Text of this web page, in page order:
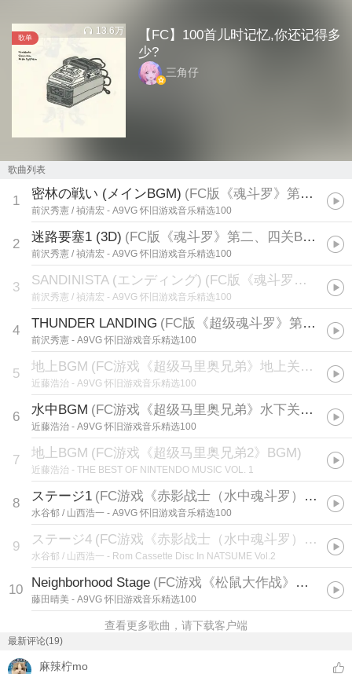
歌单
13.6万
【FC】100首儿时记忆,你还记得多
少?
三角仔
歌曲列表
1 密林の戦い (メインBGM) (FC版《魂斗罗》第一关BGM
前沢秀憲 / 禎清宏 - A9VG 怀旧游戏音乐精选100
2 迷路要塞1 (3D) (FC版《魂斗罗》第二、四关BGM )
前沢秀憲 / 禎清宏 - A9VG 怀旧游戏音乐精选100
3 SANDINISTA (エンディング) (FC版《魂斗罗》通关BGM
前沢秀憲 / 禎清宏 - A9VG 怀旧游戏音乐精选100
4 THUNDER LANDING (FC版《超级魂斗罗》第一关BGM
前沢秀憲 - A9VG 怀旧游戏音乐精选100
5 地上BGM (FC游戏《超级马里奥兄弟》地上关BGM )
近藤浩治 - A9VG 怀旧游戏音乐精选100
6 水中BGM (FC游戏《超级马里奥兄弟》水下关BGM )
近藤浩治 - A9VG 怀旧游戏音乐精选100
7 地上BGM (FC游戏《超级马里奥兄弟2》BGM)
近藤浩治 - THE BEST OF NINTENDO MUSIC VOL. 1
8 ステージ1 (FC游戏《赤影战士（水中魂斗罗）》第一关BGM
水谷郁 / 山西浩一 - A9VG 怀旧游戏音乐精选100
9 ステージ4 (FC游戏《赤影战士（水中魂斗罗）》BGM
水谷郁 / 山西浩一 - Rom Cassette Disc In NATSUME Vol.2
10 Neighborhood Stage (FC游戏《松鼠大作战》第1关BGM
藤田晴美 - A9VG 怀旧游戏音乐精选100
查看更多歌曲，请下载客户端
最新评论(19)
麻辣柠mo